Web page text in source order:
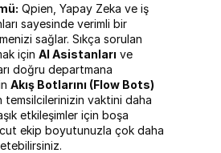
Qpien, Yapay Zeka ve iş
sayesinde verimli bir
sağlar. Sıkça sorulan
için AI Asistanları ve
doğru departmana
Akış Botlarını (Flow Bots)
temsilcilerinizin vaktini daha
etkileşimler için boşa
ekip boyutunuzla çok daha